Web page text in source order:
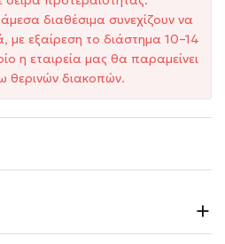
διαθέσιμα συνεχίζουν να
με εξαίρεση το διάστημα 10–14
η εταιρεία μας θα παραμείνει
θερινών διακοπών.